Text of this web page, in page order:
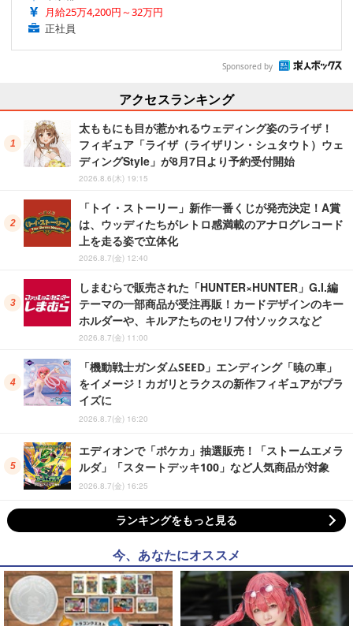
月給25万4,200円～32万円
正社員
Sponsored by
アクセスランキング
太ももにも目が惹かれるウェディング姿のライザ！
フィギュア「ライザ（ライザリン・シュタウト）ウェ
ディングStyle」が8月7日より予約受付開始
2026.8.6(木) 19:15
「トイ・ストーリー」新作一番くじが発売決定！A賞
は、ウッディたちがレトロ感満載のアナログレコード
上を走る姿で立体化
2026.8.7(金) 12:40
しまむらで販売された「HUNTER×HUNTER」G.I.編
テーマの一部商品が受注再販！カードデザインのキー
ホルダーや、キルアたちのセリフ付ソックスなど
2026.8.7(金) 11:00
「機動戦士ガンダムSEED」エンディング「暁の車」
をイメージ！カガリとラクスの新作フィギュアがプラ
イズに
2026.8.7(金) 16:20
エディオンで「ポケカ」抽選販売！「ストームエメラ
ルダ」「スタートデッキ100」など人気商品が対象
2026.8.7(金) 16:25
ランキングをもっと見る
今、あなたにオススメ